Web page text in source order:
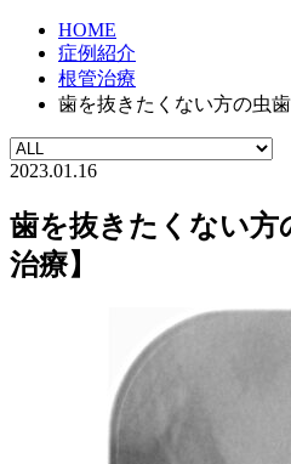
HOME
症例紹介
根管治療
歯を抜きたくない方の虫
2023.01.16
歯を抜きたくない方
治療】